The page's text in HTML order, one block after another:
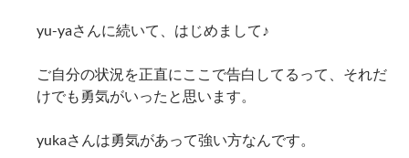
yu-yaさんに続いて、はじめまして♪
ご自分の状況を正直にここで告白してるって、それだ
けでも勇気がいったと思います。
yukaさんは勇気があって強い方なんです。